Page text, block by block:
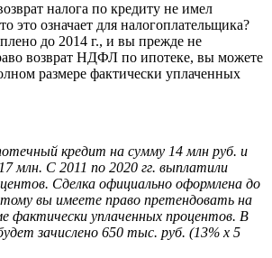
налога по кредиту не имел
это означает для налогоплательщика?
до 2014 г., и вы прежде не
возврат НДФЛ по ипотеке, вы можете
размере фактически уплаченных
кредит на сумму 14 млн руб. и
млн. С 2011 по 2020 гг. выплатили
Сделка официально оформлена до
вы имеете право претендовать на
фактически уплаченных процентов. В
зачислено 650 тыс. руб. (13% х 5